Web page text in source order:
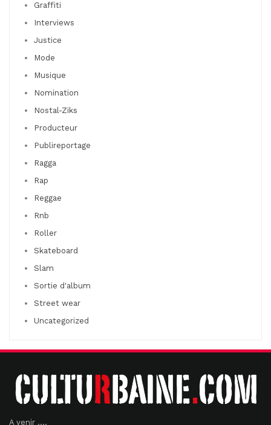
Graffiti
Interviews
Justice
Mode
Musique
Nomination
Nostal-Ziks
Producteur
Publireportage
Ragga
Rap
Reggae
Rnb
Roller
Skateboard
Slam
Sortie d'album
Street wear
Uncategorized
A venir ....